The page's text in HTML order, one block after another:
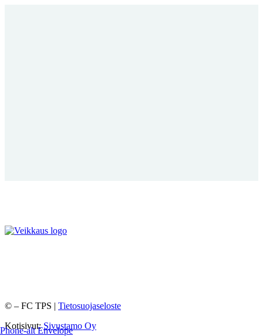
© – FC TPS | Tietosuojaseloste
Kotisivut:Sivustamo Oy
Phone-alt Envelope